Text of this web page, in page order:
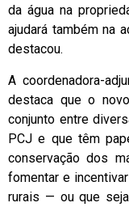
da água na
ajudará também na
destacou.
A coordenadora-
destaca que o
conjunto entre
PCJ e que têm
conservação dos
fomentar e
rurais — ou que